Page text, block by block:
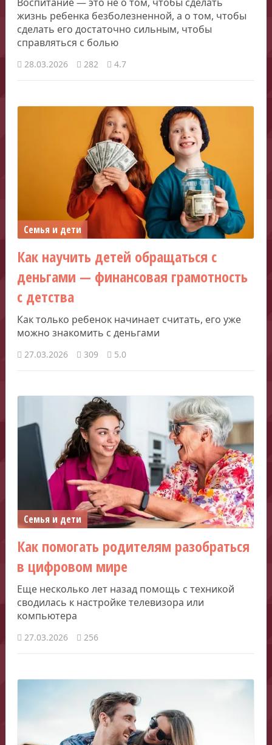
жизнь ребенка безболезненной, а о том, чтобы
сделать его достаточно сильным, чтобы
справляться с болью
28.03.2026 282 4.7
Семья и дети
Как научить детей обращаться с
деньгами — финансовая грамотность
с детства
Как только ребенок начинает считать, его уже
можно знакомить с деньгами
27.03.2026 309 5.0
Семья и дети
Как помогать родителям разобраться
в цифровом мире
Еще несколько лет назад помощь с техникой
сводилась к настройке телевизора или
компьютера
27.03.2026 256